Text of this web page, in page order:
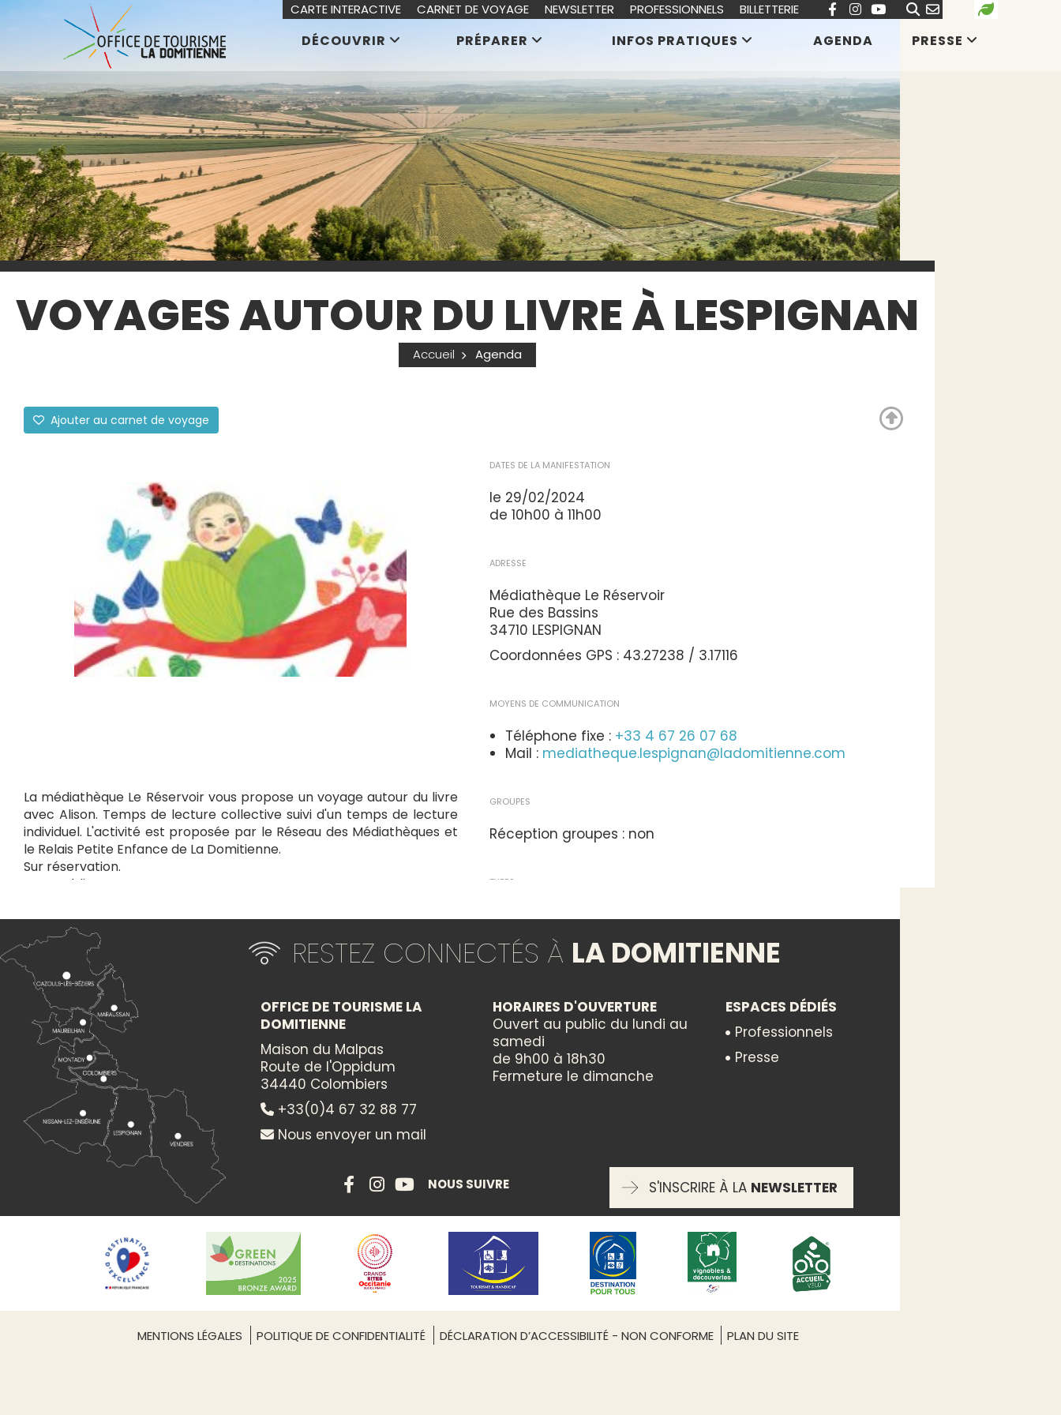
VOYAGES AUTOUR DU LIVRE À LESPIGNAN
Accueil Agenda
Ajouter au carnet de voyage
La médiathèque Le Réservoir vous propose un voyage autour du livre
avec Alison. Temps de lecture collective suivi d'un temps de lecture
individuel. L'activité est proposée par le Réseau des Médiathèques et
le Relais Petite Enfance de La Domitienne.
Sur réservation.
Tout public.
VOYAGES AUTOUR DU LIVRE À LESPIGNAN
+
−
DATES DE LA MANIFESTATION
le 29/02/2024
de 10h00 à 11h00
ADRESSE
Médiathèque Le Réservoir
Rue des Bassins
34710 LESPIGNAN
Coordonnées GPS : 43.27238 / 3.17116
MOYENS DE COMMUNICATION
Téléphone fixe : +33 4 67 26 07 68
Mail : mediatheque.lespignan@ladomitienne.com
GROUPES
Réception groupes : non
TYPES
Animation locale
Evènement jeune public
Littérature
CATÉGORIES
oui
RÉSERVATION OBLIGATOIRE
oui
DÉCOUVRIR PRÉPARER INFOS PRATIQUES AGENDA PRESSE
CARTE INTERACTIVE CARNET DE VOYAGE NEWSLETTER PROFESSIONNELS BILLETTERIE
RESTEZ CONNECTÉS À LA DOMITIENNE
OFFICE DE TOURISME LA
DOMITIENNE
Maison du Malpas
Route de l'Oppidum
34440 Colombiers
+33(0)4 67 32 88 77
Nous envoyer un mail
HORAIRES D'OUVERTURE
Ouvert au public du lundi au
samedi
de 9h00 à 18h30
Fermeture le dimanche
ESPACES DÉDIÉS
Professionnels
Presse
NOUS SUIVRE S'INSCRIRE À LA NEWSLETTER
MENTIONS LÉGALES POLITIQUE DE CONFIDENTIALITÉ DÉCLARATION D’ACCESSIBILITÉ - NON CONFORME PLAN DU SITE